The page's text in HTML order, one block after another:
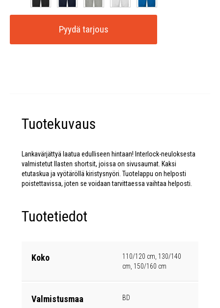
Pyydä tarjous
Tuotekuvaus
Lankavärjättyä laatua edulliseen hintaan! Interlock-neuloksesta
valmistetut llasten shortsit, joissa on sivusaumat. Kaksi
etutaskua ja vyötäröllä kiristysnyöri. Tuotelappu on helposti
poistettavissa, joten se voidaan tarvittaessa vaihtaa helposti.
Tuotetiedot
Koko
110/120 cm, 130/140
cm, 150/160 cm
Valmistusmaa BD